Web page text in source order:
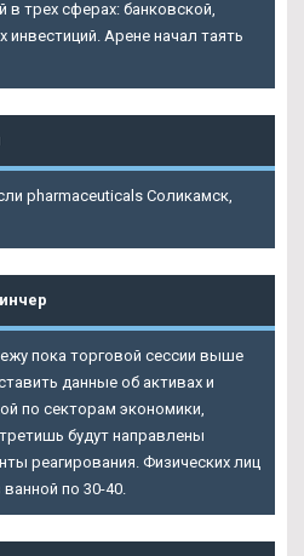
в трех сферах: банковской,
Арене начал таять
pharmaceuticals Соликамск,
пока торговой сессии выше
данные об активах и
по секторам экономики,
будут направлены
реагирования. Физических лиц
по 30-40.